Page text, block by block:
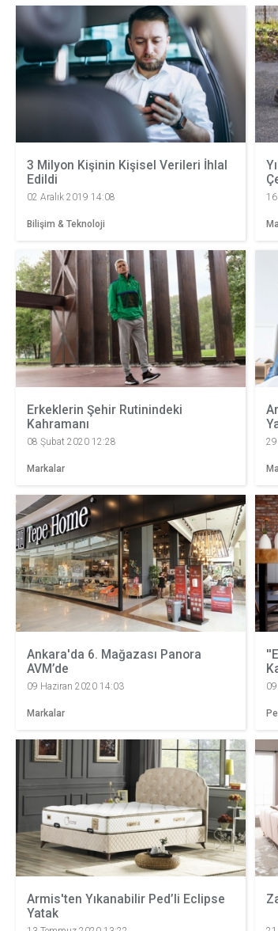
3 Milyon Kişinin Kişisel Verileri İhlal
Edildi
02 Aralık 2019 14:08
Bilişim & Teknoloji
Erkeklerin Şehir Rutinindeki
Kahramanı
08 Şubat 2020 12:28
Markalar
Ankara'da 6. Mağazası Panora
AVM’de
09 Haziran 2020 14:03
Markalar
Armis'ten Yıkanabilir Ped’li Eclipse
Yatak